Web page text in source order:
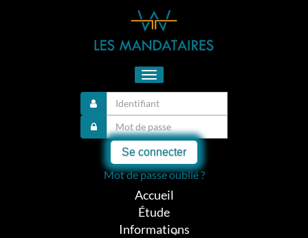
Toggle
navigation
Se connecter
Mot de passe oublié ?
Accueil
Étude
Informations